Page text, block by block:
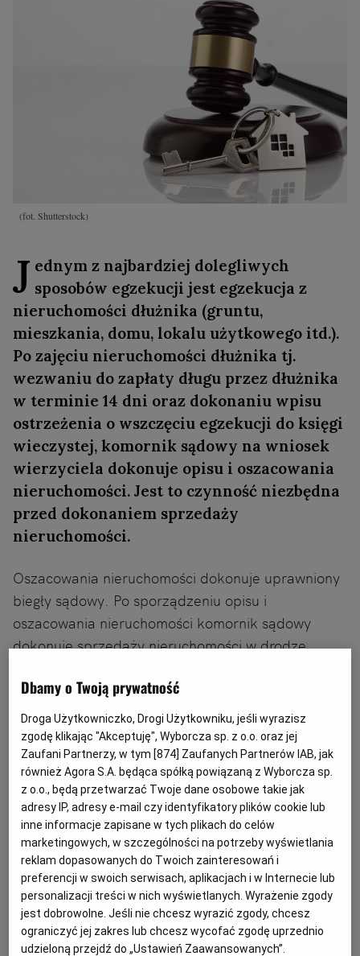
(fot. Shutterstock)
J ednym z najbardziej dolegliwych
sposobów egzekucji jest egzekucja z
nieruchomości dłużnika (gruntu,
mieszkania, domu, lokalu użytkowego itd.).
Po zajęciu nieruchomości dłużnika tj.
wezwaniu do zapłaty długu przez dłużnika
w terminie 14 dni oraz dokonaniu wpisu
ostrzeżenia o wszczęciu egzekucji do księgi
wieczystej, komornik sądowy na wniosek
wierzyciela dokonuje opisu i oszacowania
nieruchomości. Jest to czynność niezbędna
przed dokonaniem sprzedaży
nieruchomości.
Oszacowania nieruchomości dokonuje uprawniony
biegły sądowy. Po sporządzeniu opisu i
oszacowania nieruchomości komornik sądowy
dokonuje sprzedaży nieruchomości w drodze
Zajęcie nieruchomości przez komornika
Zajęta nieruchomość ulega sprzedaży przez
licytację publiczną. Termin licytacji nie może być
wyznaczony wcześniej niż po upływie dwóch
tygodni po uprawomocnieniu się opisu i
oszacowania ani też przed uprawomocnieniem się
wyroku, na podstawie którego wszczęto egzekucję.
Najniższa suma, za którą nieruchomość można
nabyć na pierwszej licytacji (cena wywołania),
wynosi trzy czwarte sumy oszacowania.
Dbamy o Twoją prywatność
Droga Użytkowniczko, Drogi Użytkowniku, jeśli wyrazisz
zgodę klikając "Akceptuję", Wyborcza sp. z o.o. oraz jej
Zaufani Partnerzy, w tym [874] Zaufanych Partnerów IAB, jak
również Agora S.A. będąca spółką powiązaną z Wyborcza sp.
z o.o., będą przetwarzać Twoje dane osobowe takie jak
adresy IP, adresy e-mail czy identyfikatory plików cookie lub
inne informacje zapisane w tych plikach do celów
marketingowych, w szczególności na potrzeby wyświetlania
reklam dopasowanych do Twoich zainteresowań i
preferencji w swoich serwisach, aplikacjach i w Internecie lub
personalizacji treści w nich wyświetlanych. Wyrażenie zgody
jest dobrowolne. Jeśli nie chcesz wyrazić zgody, chcesz
ograniczyć jej zakres lub chcesz wycofać zgodę uprzednio
udzieloną przejdź do „Ustawień Zaawansowanych”.